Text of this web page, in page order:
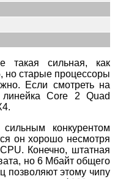
сильная, как
но старые процессоры
Если смотреть на
Core 2 Quad
конкурентом
он хорошо несмотря
Конечно, штатная
но 6 Мбайт общего
позволяют этому чипу